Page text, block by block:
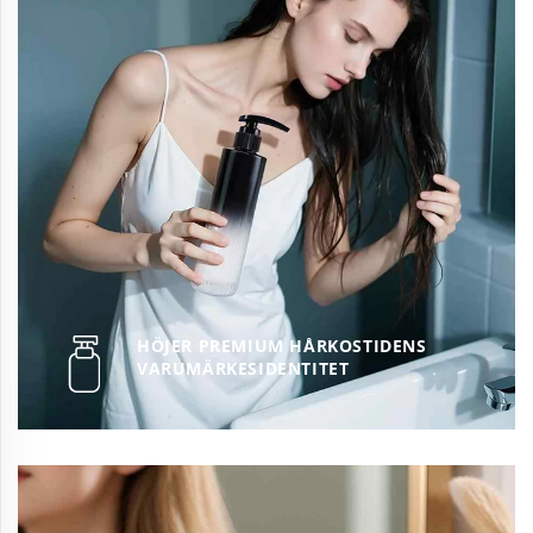
HÖJER PREMIUM HÅRKOSTIDENS
VARUMÄRKESIDENTITET